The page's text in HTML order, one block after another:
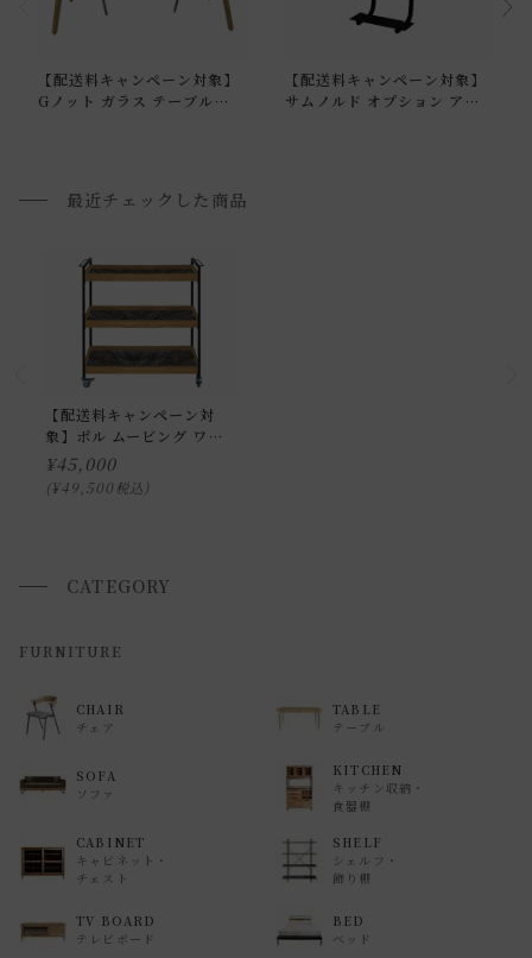
開梱設置を選択された場合は代金引換はご利用頂けません。
頂き、ご注文下さい。
わせ下さい。
小型商品の日時・時間指定について
お届け時間帯(大型以外) は、
ます。
申し訳ございませんが、具体的な時間帯指定をしての出荷は
できません。
返品等の詳細は「 お買い物ガイド(返品・交換について)
ご覧ください。
【配送料キャンペーン対象】
Gノット ガラス テーブル
【配送料キャンペーン対象】
サムノルド オプション アー
最近チェックした商品
【配送料キャンペーン対
象】ポル ムービング ワゴ
ン ラージ マットブラック
¥45,000
¥49,500 税込
CATEGORY
FURNITURE
CHAIR
チェア
TABLE
テーブル
SOFA
ソファ
KITCHEN
キッチン収納・
食器棚
CABINET
キャビネット・
チェスト
SHELF
シェルフ・
飾り棚
TV BOARD
テレビボード
BED
ベッド